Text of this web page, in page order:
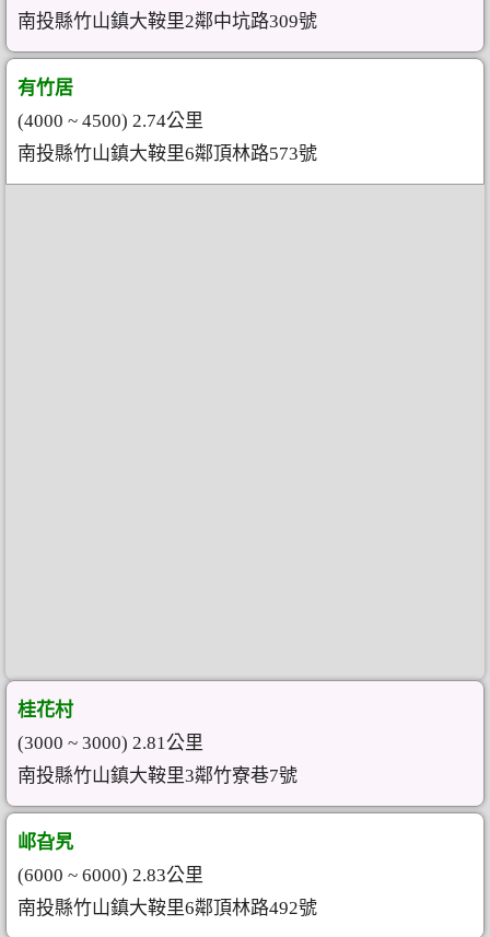
南投縣竹山鎮大鞍里2鄰中坑路309號
有竹居
(4000 ~ 4500) 2.74公里
南投縣竹山鎮大鞍里6鄰頂林路573號
桂花村
(3000 ~ 3000) 2.81公里
南投縣竹山鎮大鞍里3鄰竹寮巷7號
邖旮旯
(6000 ~ 6000) 2.83公里
南投縣竹山鎮大鞍里6鄰頂林路492號